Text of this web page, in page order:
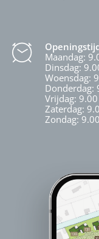
Maandag:
Dinsdag:
Woensdag:
Donderdag:
Vrijdag:
Zaterdag:
Zondag: